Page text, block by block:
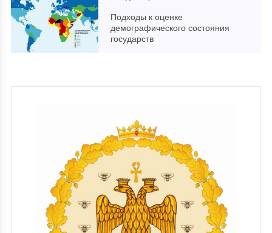
Подходы к оценке
демографического состояния
государств